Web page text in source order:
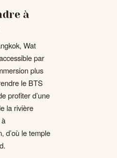
à
Wat
par
plus
le BTS
profiter d’une
la rivière
d’où le temple